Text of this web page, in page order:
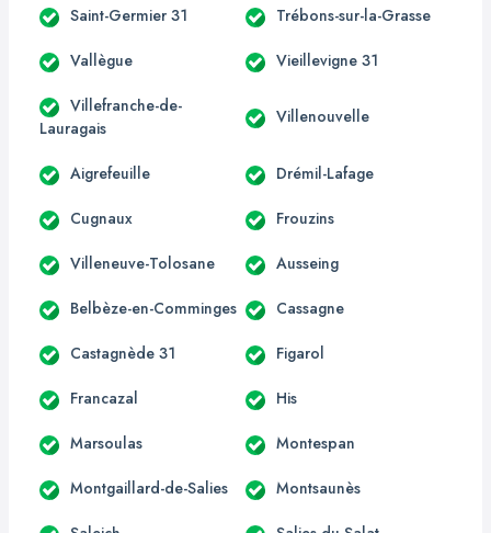
Saint-Germier 31 Trébons-sur-la-Grasse
Vallègue Vieillevigne 31
Villefranche-de-
Lauragais
Villenouvelle
Aigrefeuille Drémil-Lafage
Cugnaux Frouzins
Villeneuve-Tolosane Ausseing
Belbèze-en-Comminges Cassagne
Castagnède 31 Figarol
Francazal His
Marsoulas Montespan
Montgaillard-de-Salies Montsaunès